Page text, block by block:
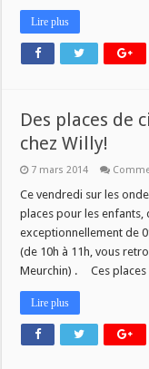
Lire plus
Des places de
chez Willy!
7 mars 2014
Ce vendredi sur les
places pour les enfants,
exceptionnellement de
(de 10h à 11h, vous
Meurchin) . Ces places
Lire plus